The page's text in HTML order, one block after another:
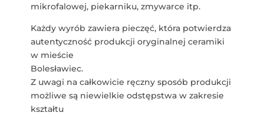
mikrofalowej, piekarniku, zmywarce itp.
Każdy wyrób zawiera pieczęć, która potwierdza
autentyczność produkcji oryginalnej ceramiki
w mieście
Bolesławiec.
Z uwagi na całkowicie ręczny sposób produkcji
możliwe są niewielkie odstępstwa w zakresie
kształtu